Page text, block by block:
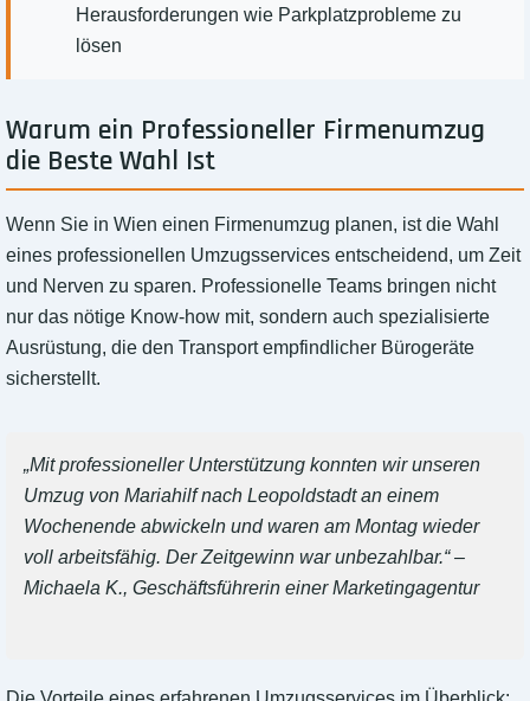
Herausforderungen wie Parkplatzprobleme zu
lösen
Warum ein Professioneller Firmenumzug
die Beste Wahl Ist
Wenn Sie in Wien einen Firmenumzug planen, ist die Wahl
eines professionellen Umzugsservices entscheidend, um Zeit
und Nerven zu sparen. Professionelle Teams bringen nicht
nur das nötige Know-how mit, sondern auch spezialisierte
Ausrüstung, die den Transport empfindlicher Bürogeräte
sicherstellt.
„Mit professioneller Unterstützung konnten wir unseren
Umzug von Mariahilf nach Leopoldstadt an einem
Wochenende abwickeln und waren am Montag wieder
voll arbeitsfähig. Der Zeitgewinn war unbezahlbar.“ –
Michaela K., Geschäftsführerin einer Marketingagentur